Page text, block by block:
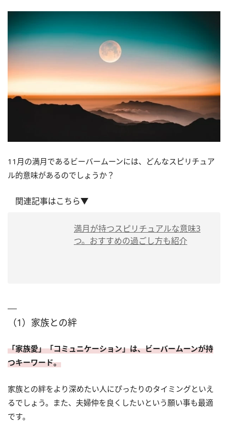
11月の満月であるビーバームーンには、どんなスピリチュア
ル的意味があるのでしょうか？
関連記事はこちら▼
満月が持つスピリチュアルな意味3
つ。おすすめの過ごし方も紹介
（1）家族との絆
「家族愛」「コミュニケーション」は、ビーバームーンが持
つキーワード。
家族との絆をより深めたい人にぴったりのタイミングといえ
るでしょう。また、夫婦仲を良くしたいという願い事も最適
です。